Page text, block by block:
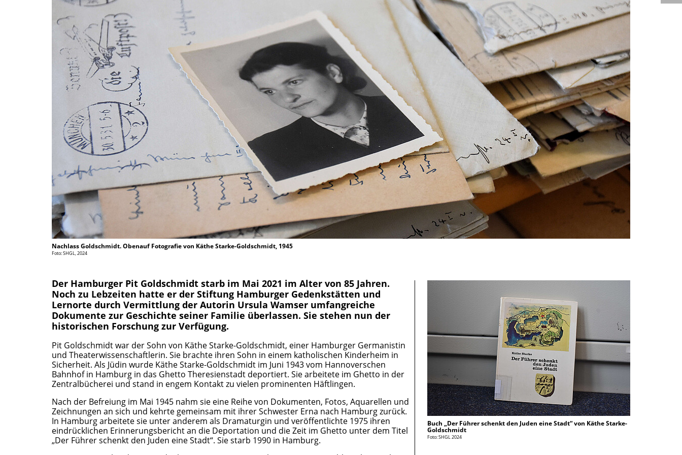
Nachlass Goldschmidt. Obenauf Fotografie von Käthe Starke-Goldschmidt, 1945
Foto: SHGL, 2024
Der Hamburger Pit Goldschmidt starb im Mai 2021 im Alter von 85 Jahren.
Noch zu Lebzeiten hatte er der Stiftung Hamburger Gedenkstätten und
Lernorte durch Vermittlung der Autorin Ursula Wamser umfangreiche
Dokumente zur Geschichte seiner Familie überlassen. Sie stehen nun der
historischen Forschung zur Verfügung.
Pit Goldschmidt war der Sohn von Käthe Starke-Goldschmidt, einer Hamburger Germanistin
und Theaterwissenschaftlerin. Sie brachte ihren Sohn in einem katholischen Kinderheim in
Sicherheit. Als Jüdin wurde Käthe Starke-Goldschmidt im Juni 1943 vom Hannoverschen
Bahnhof in Hamburg in das Ghetto Theresienstadt deportiert. Sie arbeitete im Ghetto in der
Zentralbücherei und stand in engem Kontakt zu vielen prominenten Häftlingen.
Nach der Befreiung im Mai 1945 nahm sie eine Reihe von Dokumenten, Fotos, Aquarellen und
Zeichnungen an sich und kehrte gemeinsam mit ihrer Schwester Erna nach Hamburg zurück.
In Hamburg arbeitete sie unter anderem als Dramaturgin und veröffentlichte 1975 ihren
eindrücklichen Erinnerungsbericht an die Deportation und die Zeit im Ghetto unter dem Titel
„Der Führer schenkt den Juden eine Stadt“. Sie starb 1990 in Hamburg.
Buch „Der Führer schenkt den Juden eine Stadt“ von Käthe Starke-
Goldschmidt
Foto: SHGL 2024